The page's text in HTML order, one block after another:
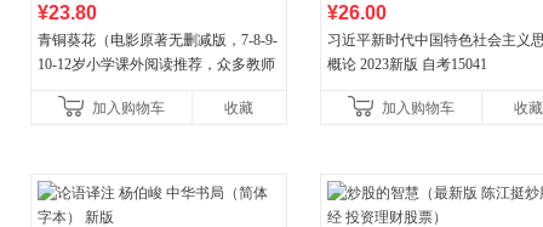
¥23.80
青铜葵花（电影原著无删减版，7-8-9-
10-12岁小学课外阅读推荐，众多教师
加入购物车
收藏
¥26.00
习近平新时代中国特色社会主义
概论 2023新版 自考15041
加入购物车 收藏